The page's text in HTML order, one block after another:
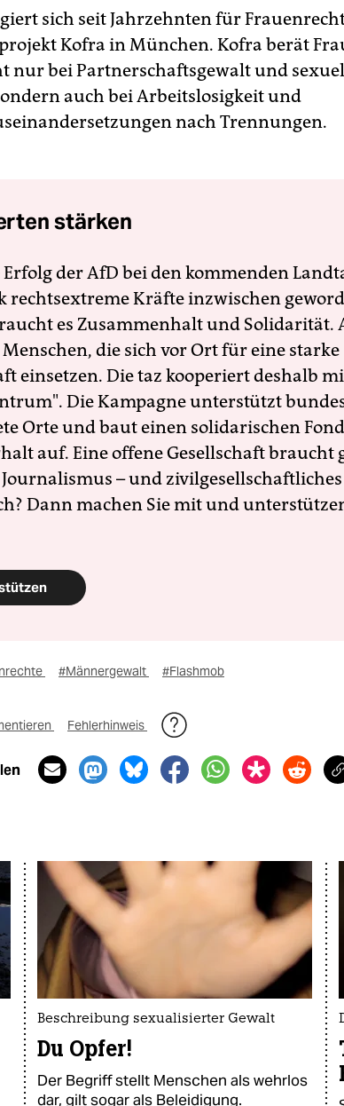
sich seit Jahrzehnten für
Kofra in München. Kofra berät
nur bei Partnerschaftsgewalt und
auch bei Arbeitslosigkeit und
nach Trennungen.
stärken
der AfD bei den kommenden
rechtsextreme Kräfte inzwischen
es Zusammenhalt und Solidarität.
die sich vor Ort für eine starke
einsetzen. Die taz kooperiert deshalb
Die Kampagne unterstützt
Orte und baut einen solidarischen
auf. Eine offene Gesellschaft braucht
– und
Dann machen Sie mit und
#Männergewalt #Flashmob
Fehlerhinweis
Beschreibung sexualisierter Gewalt
Du Opfer!
Der Begriff stellt Menschen als wehrlos
dar, gilt sogar als Beleidigung.